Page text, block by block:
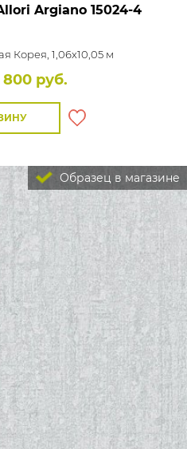
Argiano15024-4
Корея, 1,06x10,05 м
800 руб.
Образец в магазине